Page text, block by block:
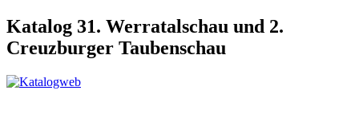
Katalog 31. Werratalschau und 2.
Creuzburger Taubenschau